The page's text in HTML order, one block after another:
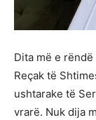
Dita më e
Reçak të
ushtarake të
vrarë. Nuk dija